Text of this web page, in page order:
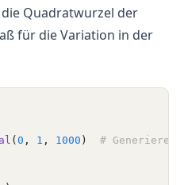
Quadratwurzel der
für die Variation in der
( 0 , 1 , 1000 ) # Generiere